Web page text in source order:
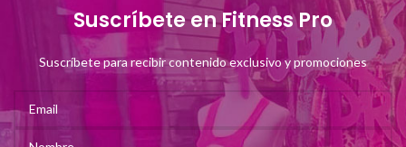
Suscríbete en Fitness Pro
Suscríbete para recibir contenido exclusivo y promociones